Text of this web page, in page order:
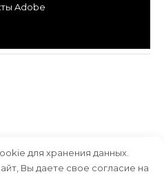
Adobe
для хранения данных.
Вы даете свое согласие на